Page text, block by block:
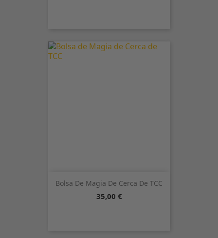
Bolsa De Magia De Cerca De TCC
Precio
35,00 €